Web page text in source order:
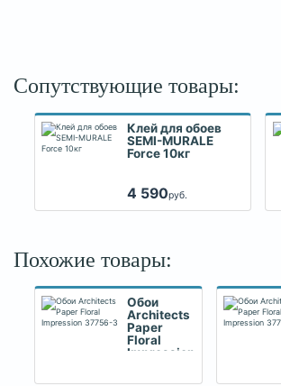
Сопутствующие товары:
Клей для обоев
SEMI-MURALE
Force 10кг
4 590руб.
Похожие товары:
Обои
Architects
Paper
Floral
Impression